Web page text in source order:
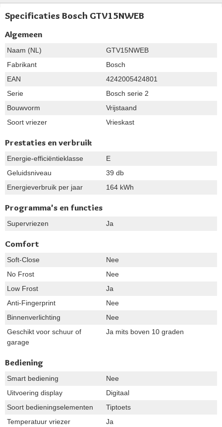
Specificaties Bosch GTV15NWEB
Algemeen
Naam (NL)
GTV15NWEB
Fabrikant
Bosch
EAN
4242005424801
Serie
Bosch serie 2
Bouwvorm
Vrijstaand
Soort vriezer
Vrieskast
Prestaties en verbruik
Energie-efficiëntieklasse
E
Geluidsniveau
39 db
Energieverbruik per jaar
164 kWh
Programma's en functies
Supervriezen Ja
Comfort
Soft-Close
Nee
No Frost
Nee
Low Frost
Ja
Anti-Fingerprint
Nee
Binnenverlichting
Nee
Geschikt voor schuur of
garage
Ja mits boven 10 graden
Bediening
Smart bediening
Nee
Uitvoering display
Digitaal
Soort bedieningselementen
Tiptoets
Temperatuur vriezer
Ja